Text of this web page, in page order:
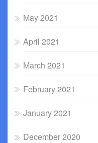
May 2021
April 2021
March 2021
February 2021
January 2021
December 2020